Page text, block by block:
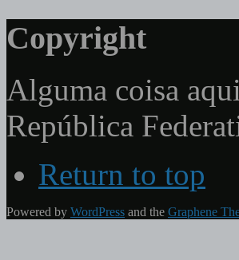
Copyright
Alguma coisa
República
Return to top
Powered by WordPress and the Graphene